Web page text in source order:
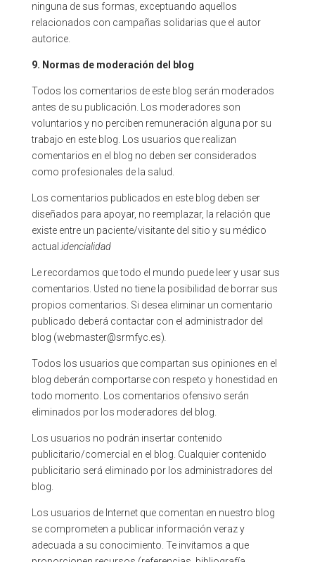
ninguna de sus formas, exceptuando aquellos
relacionados con campañas solidarias que el autor
autorice.
9. Normas de moderación del blog
Todos los comentarios de este blog serán moderados
antes de su publicación.
Los moderadores son
voluntarios y no perciben remuneración alguna por su
trabajo en este blog.
Los usuarios que realizan
comentarios en el blog no deben ser considerados
como profesionales de la salud.
Los comentarios publicados en este blog deben ser
diseñados para apoyar, no reemplazar, la relación que
existe entre un paciente/visitante del sitio y su médico
actual. idencialidad
Le recordamos que todo el mundo puede leer y usar sus
comentarios. Usted no tiene la posibilidad de borrar sus
propios comentarios. Si desea eliminar un comentario
publicado deberá contactar con el administrador del
blog (webmaster@srmfyc.es)
Todos los usuarios que compartan sus opiniones en el
blog deberán comportarse con respeto y honestidad en
todo momento. Los comentarios ofensivo serán
eliminados por los moderadores del blog.
Los usuarios no podrán insertar contenido
publicitario/comercial en el blog. Cualquier contenido
publicitario será eliminado por los administradores del
blog.
Los usuarios de Internet que comentan en nuestro blog
se comprometen a publicar información veraz y
adecuada a su conocimiento. Te invitamos a que